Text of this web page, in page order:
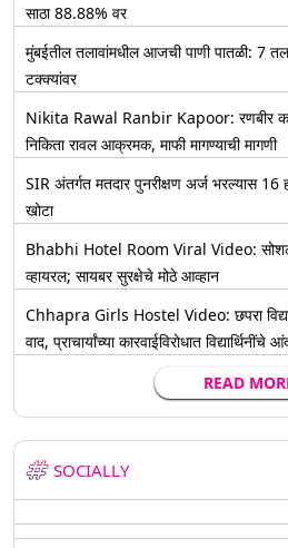
साठा 88.88% वर
मुंबईतील तलावांमधील आजची पाणी पातळी: 7
टक्क्यांवर
Nikita Rawal Ranbir Kapoor: रणबीर
निकिता रावल आक्रमक, माफी मागण्याची मागणी
SIR अंतर्गत मतदार पुनरीक्षण अर्ज भरल्यास 16
खोटा
Bhabhi Hotel Room Viral Video: सोशल
व्हायरल; सायबर सुरक्षेचे मोठे आव्हान
Chhapra Girls Hostel Video: छपरा
वाद, प्राचार्यांच्या कारवाईविरोधात विद्यार्थिनींचे
READ
SOCIALLY